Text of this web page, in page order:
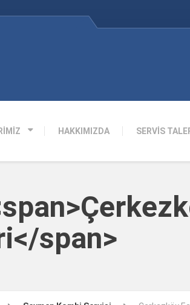
HAKKIMIZDA SERVİS
span>